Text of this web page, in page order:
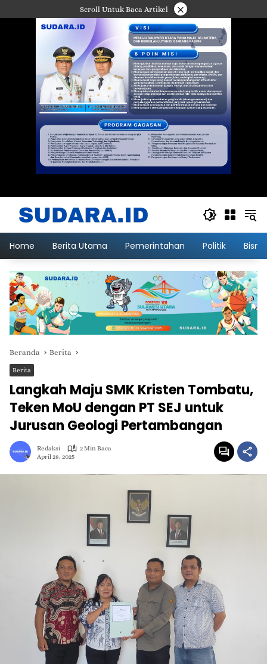
ke
Scroll Untuk Baca Artikel ×
Home Berita Utama Pemerintahan Politik
Beranda Berita
Berita
Langkah Maju SMK Kristen Tombatu,
Teken MoU dengan PT SEJ untuk
Jurusan Geologi Pertambangan
Redaksi
2 Min Baca
April 28, 2025